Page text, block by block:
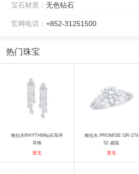
宝石材质： 无色钻石
官网电话： +852-31251500
热门珠宝
格拉夫RHYTHM钻石耳环
耳饰
暂无
格拉夫.PROMISE GR-274
52 戒指
暂无